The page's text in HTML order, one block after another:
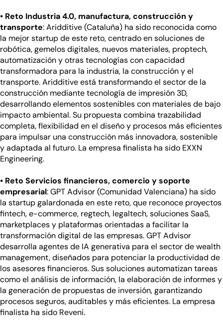
• Reto Industria 4.0, manufactura, construcción y
transporte: Aridditive (Cataluña) ha sido reconocida como
la mejor startup de este reto, centrado en soluciones de
robótica, gemelos digitales, nuevos materiales, proptech,
automatización y otras tecnologías con capacidad
transformadora para la industria, la construcción y el
transporte. Aridditive está transformando el sector de la
construcción mediante tecnología de impresión 3D,
desarrollando elementos sostenibles con materiales de bajo
impacto ambiental. Su propuesta combina trazabilidad
completa, flexibilidad en el diseño y procesos más eficientes
para impulsar una construcción más innovadora, sostenible
y adaptada al futuro. La empresa finalista ha sido EXXN
Engineering.
• Reto Servicios financieros, comercio y soporte
empresarial: GPT Advisor (Comunidad Valenciana) ha sido
la startup galardonada en este reto, que reconoce proyectos
fintech, e-commerce, regtech, legaltech, soluciones SaaS,
marketplaces y plataformas orientadas a facilitar la
transformación digital de las empresas. GPT Advisor
desarrolla agentes de IA generativa para el sector de wealth
management, diseñados para potenciar la productividad de
los asesores financieros. Sus soluciones automatizan tareas
como el análisis de información, la elaboración de informes y
la generación de propuestas de inversión, garantizando
procesos seguros, auditables y más eficientes. La empresa
finalista ha sido Reveni.